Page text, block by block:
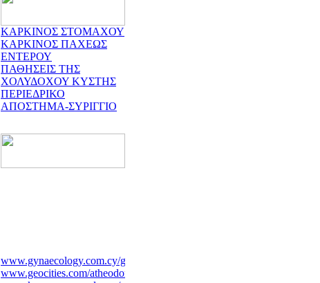
ΚΑΡΚΙΝΟΣ ΣΤΟΜΑΧΟΥ
ΚΑΡΚΙΝΟΣ ΠΑΧΕΩΣ
ΕΝΤΕΡΟΥ
ΠΑΘΗΣΕΙΣ ΤΗΣ
ΧΟΛΥΔΟΧΟΥ ΚΥΣΤΗΣ
ΠΕΡΙΕΔΡΙΚΟ
ΑΠΟΣΤΗΜΑ-ΣΥΡΙΓΓΙΟ
www.gynaecology.com.cy/gr.htm
www.geocities.com/atheodori/